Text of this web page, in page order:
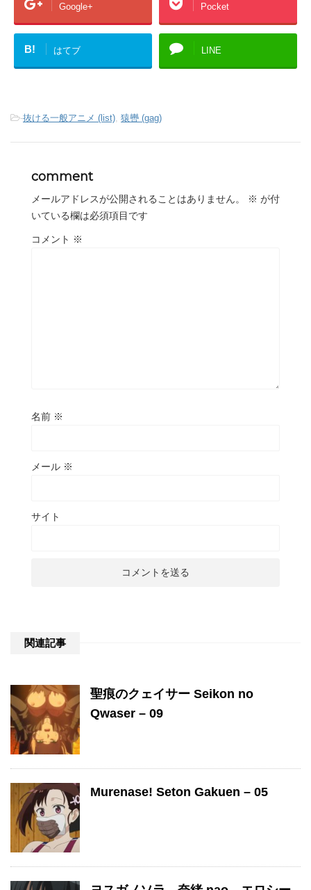
Google+ Pocket
B! はてブ LINE
-抜ける一般アニメ (list), 猿轡 (gag)
comment
メールアドレスが公開されることはありません。 ※ が付
いている欄は必須項目です
コメント ※
名前 ※
メール ※
サイト
関連記事
聖痕のクェイサー Seikon no
Qwaser – 09
Murenase! Seton Gakuen – 05